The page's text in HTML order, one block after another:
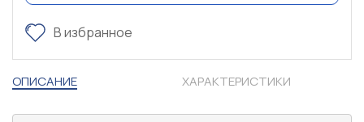
В избранное
ОПИСАНИЕ ХАРАКТЕРИСТИКИ